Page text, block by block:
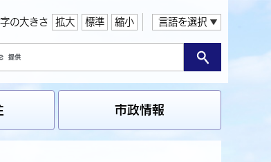
の大きさ 拡大 標準 縮小 言語を選択
市政情報